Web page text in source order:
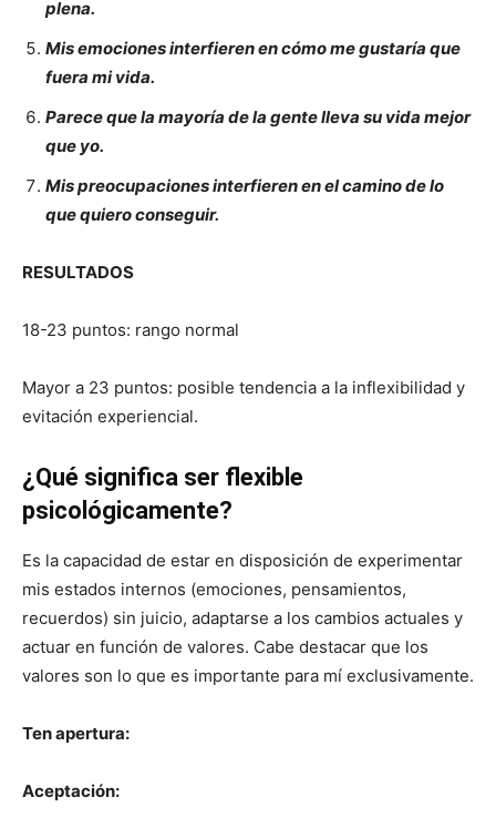
plena.
Mis emociones interfieren en cómo me gustaría que
fuera mi vida.
Parece que la mayoría de la gente lleva su vida mejor
que yo.
Mis preocupaciones interfieren en el camino de lo
que quiero conseguir.
RESULTADOS
18-23 puntos: rango normal
Mayor a 23 puntos: posible tendencia a la inflexibilidad y
evitación experiencial.
¿Qué significa ser flexible
psicológicamente?
Es la capacidad de estar en disposición de experimentar
mis estados internos (emociones, pensamientos,
recuerdos) sin juicio, adaptarse a los cambios actuales y
actuar en función de valores. Cabe destacar que los
valores son lo que es importante para mí exclusivamente.
Ten apertura:
Aceptación: